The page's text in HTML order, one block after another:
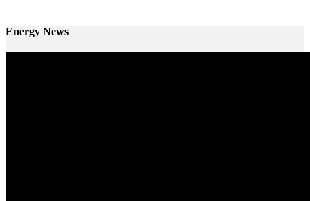
Energy News